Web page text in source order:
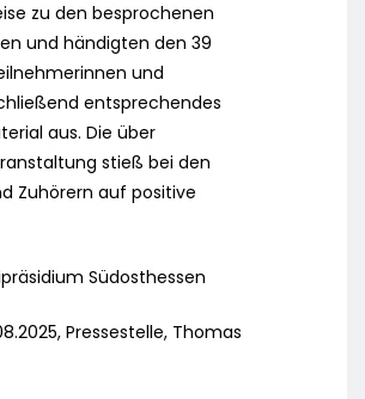
zu den besprochenen
und händigten den 39
und
entsprechendes
aus. Die über
stieß bei den
Zuhörern auf positive
Südosthessen
Pressestelle, Thomas